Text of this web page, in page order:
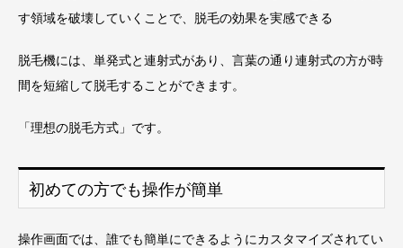
す領域を破壊していくことで、脱毛の効果を実感できる
脱毛機には、単発式と連射式があり、言葉の通り連射式の方が時
間を短縮して脱毛することができます。
「理想の脱毛方式」です。
初めての方でも操作が簡単
操作画面では、誰でも簡単にできるようにカスタマイズされてい